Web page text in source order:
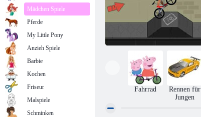
Fahrrad
Rennen für
Jungen
Mädchen Spiele
Pferde
My Little Pony
Anzieh Spiele
Barbie
Kochen
Friseur
Malspiele
Schminken